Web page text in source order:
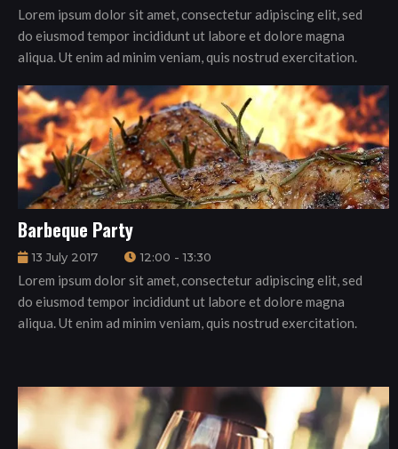
Lorem ipsum dolor sit amet, consectetur adipiscing elit, sed
do eiusmod tempor incididunt ut labore et dolore magna
aliqua. Ut enim ad minim veniam, quis nostrud exercitation.
Barbeque Party
13 July 2017 12:00 - 13:30
Lorem ipsum dolor sit amet, consectetur adipiscing elit, sed
do eiusmod tempor incididunt ut labore et dolore magna
aliqua. Ut enim ad minim veniam, quis nostrud exercitation.